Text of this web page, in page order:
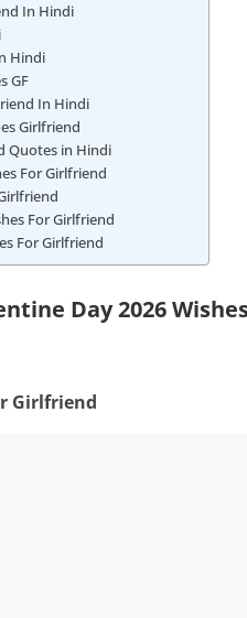
In Hindi
Hindi
GF
In Hindi
Girlfriend
Quotes in Hindi
For Girlfriend
For Girlfriend
For Girlfriend
Day 2026
Girlfriend